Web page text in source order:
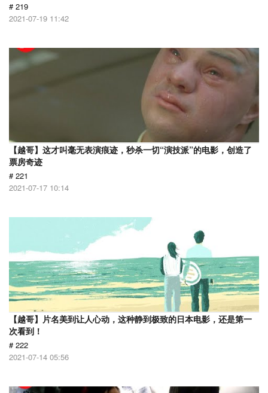
# 219
2021-07-19 11:42
【越哥】这才叫毫无表演痕迹，秒杀一切“演技派”的电影，创造了
票房奇迹
# 221
2021-07-17 10:14
【越哥】片名美到让人心动，这种静到极致的日本电影，还是第一
次看到！
# 222
2021-07-14 05:56